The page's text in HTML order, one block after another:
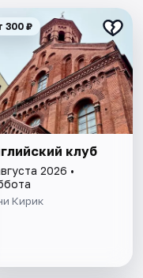
300 ₽
клуб
2026 •
Кирик